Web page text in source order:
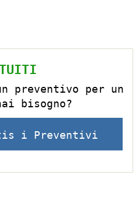
preventivo per un
bisogno?
i Preventivi